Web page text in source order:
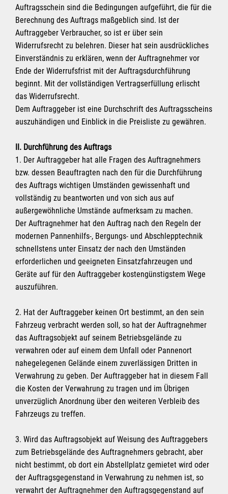
Auftragsschein sind die Bedingungen aufgeführt, die für die
Berechnung des Auftrags maßgeblich sind. Ist der
Auftraggeber Verbraucher, so ist er über sein
Widerrufsrecht zu belehren. Dieser hat sein ausdrückliches
Einverständnis zu erklären, wenn der Auftragnehmer vor
Ende der Widerrufsfrist mit der Auftragsdurchführung
beginnt. Mit der vollständigen Vertragserfüllung erlischt
das Widerrufsrecht.
Dem Auftraggeber ist eine Durchschrift des Auftragsscheins
auszuhändigen und Einblick in die Preisliste zu gewähren.
II. Durchführung des Auftrags
1. Der Auftraggeber hat alle Fragen des Auftragnehmers
bzw. dessen Beauftragten nach den für die Durchführung
des Auftrags wichtigen Umständen gewissenhaft und
vollständig zu beantworten und von sich aus auf
außergewöhnliche Umstände aufmerksam zu machen.
Der Auftragnehmer hat den Auftrag nach den Regeln der
modernen Pannenhilfs-, Bergungs- und Abschlepptechnik
schnellstens unter Einsatz der nach den Umständen
erforderlichen und geeigneten Einsatzfahrzeugen und
Geräte auf für den Auftraggeber kostengünstigstem Wege
auszuführen.
2. Hat der Auftraggeber keinen Ort bestimmt, an den sein
Fahrzeug verbracht werden soll, so hat der Auftragnehmer
das Auftragsobjekt auf seinem Betriebsgelände zu
verwahren oder auf einem dem Unfall oder Pannenort
nahegelegenen Gelände einem zuverlässigen Dritten in
Verwahrung zu geben. Der Auftraggeber hat in diesem Fall
die Kosten der Verwahrung zu tragen und im Übrigen
unverzüglich Anordnung über den weiteren Verbleib des
Fahrzeugs zu treffen.
3. Wird das Auftragsobjekt auf Weisung des Auftraggebers
zum Betriebsgelände des Auftragnehmers gebracht, aber
nicht bestimmt, ob dort ein Abstellplatz gemietet wird oder
der Auftragsgegenstand in Verwahrung zu nehmen ist, so
verwahrt der Auftragnehmer den Auftragsgegenstand auf